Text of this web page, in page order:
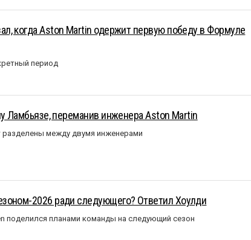
когда Aston Martin одержит первую победу в Формуле
период
Ламбьязе, переманив инженера Aston Martin
разделены между двумя инженерами
2026 ради следующего? Ответил Хоулди
поделился планами команды на следующий сезон